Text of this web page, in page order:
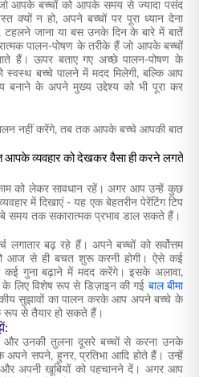
आपके बच्चों को आपके समय से ज्यादा पसंद
क्यों न हो, अपने बच्चों पर पूरा ध्यान देना
टहलने जाना या बस उनके दिन के बारे में बातें
पालन-पोषण के तरीके हैं जो आपके बच्चों
हैं। ऊपर बताए गए अच्छे पालन-पोषण के
बच्चे पालने में मदद मिलेगी, बल्कि आप
बनाने के अपने मुख्य उद्देश्य को भी पूरा कर
नहीं करेंगे, तब तक आपके बच्चे आपकी बात
आपके व्यवहार को देखकर वैसा ही करने लगते हैं।
को लेकर सावधान रहें। अगर आप उन्हें कुछ
में दिखाएं - यह एक बेहतरीन पेरेंटिंग टिप
तक सकारात्मक प्रभाव डाल सकते हैं।
लगातार बढ़ रहे हैं। अपने बच्चों को सर्वोत्तम
आज से ही बचत शुरू करनी होगी। ऐसे कई
कई गुना बढ़ाने में मदद करेंगे। इसके अलावा,
के लिए विशेष रूप से डिज़ाइन की गई बाल बीमा
सुझावों का पालन करके आप अपने बच्चे के
रूप से तैयार हो सकते हैं।
और उनकी तुलना दूसरे बच्चों से करना उनके
अपने सपने, हुनर, प्रतिभा आदि होते हैं। उन्हें
अपनी खूबियों को पहचानने दें। अगर आप